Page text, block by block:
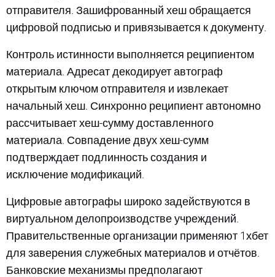
отправителя. Зашифрованный хеш обращается
цифровой подписью и привязывается к документу.
Контроль истинности выполняется реципиентом
материала. Адресат декодирует автограф
открытым ключом отправителя и извлекает
начальный хеш. Синхронно реципиент автономно
рассчитывает хеш-сумму доставленного
материала. Совпадение двух хеш-сумм
подтверждает подлинность создания и
исключение модификаций.
Цифровые автографы широко задействуются в
виртуальном делопроизводстве учреждений.
Правительственные организации применяют 1хбет
для заверения служебных материалов и отчётов.
Банковские механизмы предполагают